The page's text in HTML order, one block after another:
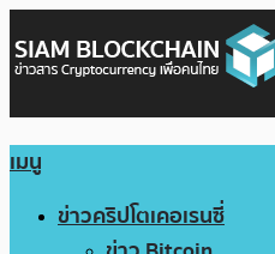
เมนู
ข่าวคริปโตเคอเรนซี่